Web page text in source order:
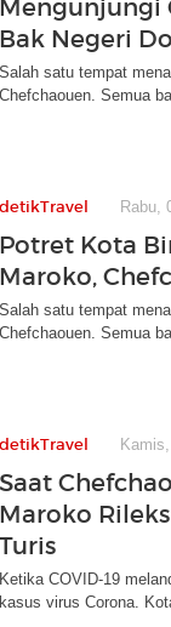
Mengunjungi
Bak Negeri
Salah satu tempat
Chefchaouen. Semua
detikTravel Rabu,
Potret Kota
Maroko,
Salah satu tempat
Chefchaouen. Semua
detikTravel
Saat
Maroko
Turis
Ketika COVID-19
kasus virus Corona.